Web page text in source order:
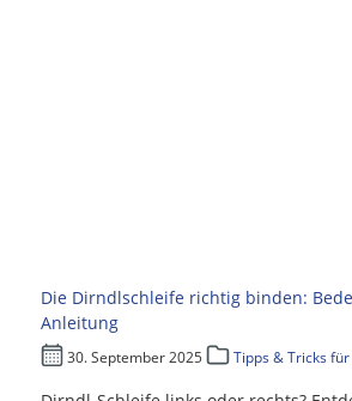
Die Dirndlschleife richtig binden:
Anleitung
30. September 2025 Tipps & Tricks